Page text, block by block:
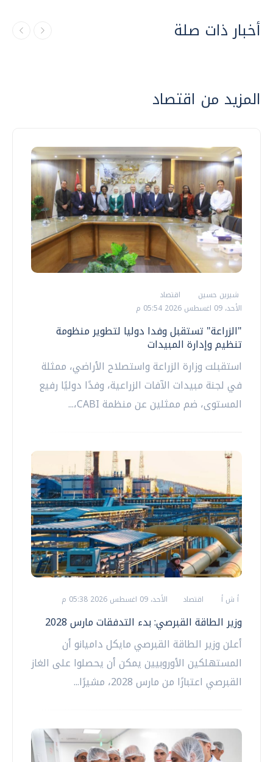
أخبار ذات صلة
المزيد من اقتصاد
شيرين حسين
اقتصاد
الأحد، 09 اغسطس 2026 05:54 م
"الزراعة" تستقبل وفدا دوليا لتطوير منظومة
تنظيم وإدارة المبيدات
استقبلت وزارة الزراعة واستصلاح الأراضي، ممثلة
في لجنة مبيدات الآفات الزراعية، وفدًا دوليًا رفيع
المستوى، ضم ممثلين عن منظمة CABI،...
أ ش أ اقتصاد الأحد، 09 اغسطس 2026 05:38 م
وزير الطاقة القبرصي: بدء التدفقات مارس 2028
أعلن وزير الطاقة القبرصي مايكل داميانو أن
المستهلكين الأوروبيين يمكن أن يحصلوا على الغاز
القبرصي اعتبارًا من مارس 2028، مشيرًا...